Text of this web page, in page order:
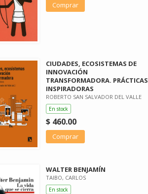
Comprar
CIUDADES, ECOSISTEMAS DE
INNOVACIÓN
TRANSFORMADORA. PRÁCTICAS
INSPIRADORAS
ROBERTO SAN SALVADOR DEL VALLE
En stock
$ 460.00
Comprar
WALTER BENJAMÍN
TAIBO, CARLOS
En stock